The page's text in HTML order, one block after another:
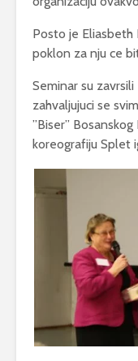
Posto je Eliasbeth
poklon za nju ce
Seminar su zavrsili
zahvaljujuci se
”Biser”
koreografiju Splet